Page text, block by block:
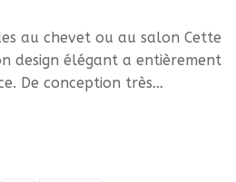
au chevet ou au salon Cette
design élégant a entièrement
De conception très…